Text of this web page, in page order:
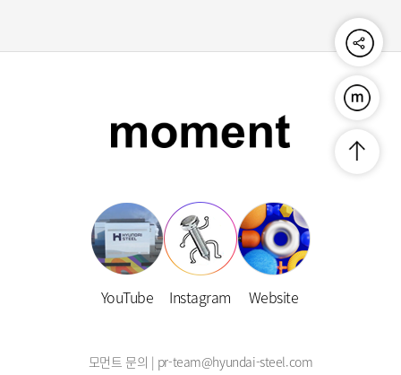
YouTube Instagram Website
모먼트 문의 | pr-team@hyundai-steel.com
공
하
기
푸
연
금
맨